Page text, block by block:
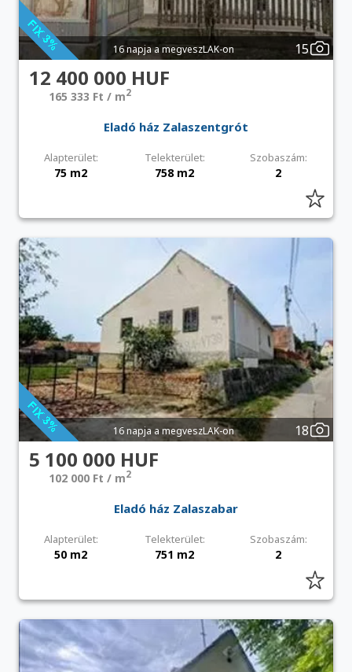
16 napja a megveszLAK-on 15
12 400 000 HUF
165 333 Ft / m2
Eladó ház Zalaszentgrót
Alapterület: Telekterület: Szobaszám:
75 m2 758 m2 2
16 napja a megveszLAK-on 18
5 100 000 HUF
102 000 Ft / m2
Eladó ház Zalaszabar
Alapterület: Telekterület: Szobaszám:
50 m2 751 m2 2